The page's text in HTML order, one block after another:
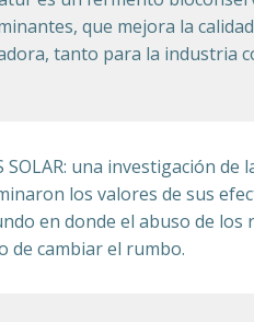
que mejora la
tanto para la industria
SOLAR: una investigación
los valores de sus
en donde el abuso de los
de cambiar el rumbo.